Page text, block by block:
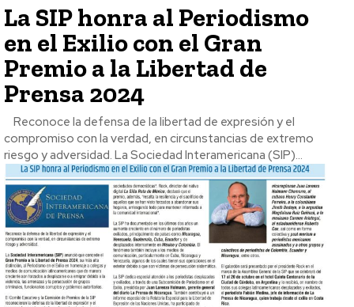
La SIP honra al Periodismo
en el Exilio con el Gran
Premio a la Libertad de
Prensa 2024
compromiso con la verdad, en circunstancias de extremo
riesgo y adversidad. La Sociedad Interamericana (SIP)...